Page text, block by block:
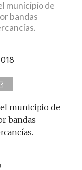
municipio de
bandas
municipio de
bandas